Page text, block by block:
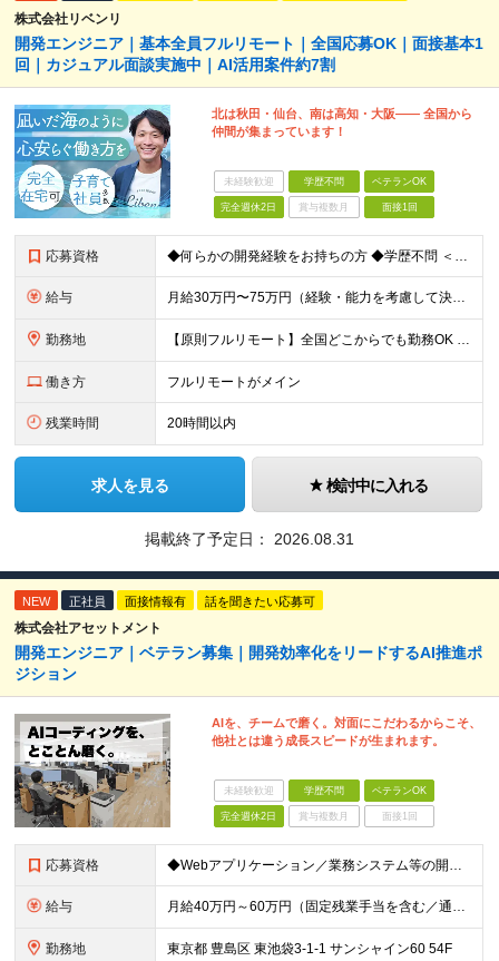
株式会社リベンリ
開発エンジニア｜基本全員フルリモート｜全国応募OK｜面接基本1
回｜カジュアル面談実施中｜AI活用案件約7割
北は秋田・仙台、南は高知・大阪—— 全国から
仲間が集まっています！
未経験歓迎 学歴不問 ベテランOK
完全週休2日 賞与複数月 面接1回
応募資格 ◆何らかの開発経験をお持ちの方 ◆学歴不問 ＜特に歓迎する方＞ ◎リーダー経験・PM経験のある方（優遇します） ◎フルリモートでも自律的に動ける方 ◎自社サービスや受託開発にゆくゆく携わりたい方 ◎
給与 月給30万円〜75万円（経験・能力を考慮して決定） ※固定残業代20時間分（4.0〜10.2万円）含む／超過分は全額支給 ※経験・スキルを考慮のうえ決定いたします ※6ヶ月の試用期間あり。期間中の待遇
勤務地 【原則フルリモート】全国どこからでも勤務OK ※希望に応じてオフィス勤務も可能 ■本社（湘南本社） 神奈川県藤沢市辻堂神台2-2-1 アイクロス湘南8階 └JR東海道線「辻堂駅」徒歩3分 ■東北支
働き方 フルリモートがメイン
残業時間 20時間以内
求人を見る 検討中に入れる
掲載終了予定日： 2026.08.31
NEW 正社員 面接情報有 話を聞きたい応募可
株式会社アセットメント
開発エンジニア｜ベテラン募集｜開発効率化をリードするAI推進ポ
ジション
AIを、チームで磨く。対面にこだわるからこそ、
他社とは違う成長スピードが生まれます。
未経験歓迎 学歴不問 ベテランOK
完全週休2日 賞与複数月 面接1回
応募資格 ◆Webアプリケーション／業務システム等の開発実務経験：5年以上 ◆AIを活用した開発実務経験：1年以上 ◆日本国内在住の方
給与 月給40万円～60万円（固定残業手当を含む／通勤手当は別途支給） 想定年収480万円～720万円 ※固定残業手当は時間外労働の有無に関わらず40時間相当分、月額9万6千円～14万3千円を支給 （40
勤務地 東京都 豊島区 東池袋3-1-1 サンシャイン60 54F